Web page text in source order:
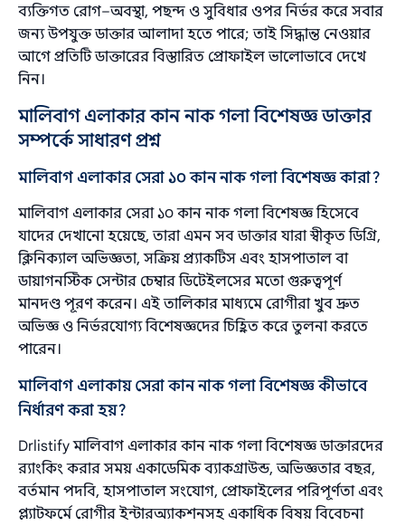
ব্যক্তিগত রোগ–অবস্থা, পছন্দ ও সুবিধার ওপর নির্ভর করে সবার
জন্য উপযুক্ত ডাক্তার আলাদা হতে পারে; তাই সিদ্ধান্ত নেওয়ার
আগে প্রতিটি ডাক্তারের বিস্তারিত প্রোফাইল ভালোভাবে দেখে
নিন।
মালিবাগ এলাকার কান নাক গলা বিশেষজ্ঞ ডাক্তার
সম্পর্কে সাধারণ প্রশ্ন
মালিবাগ এলাকার সেরা ১০ কান নাক গলা বিশেষজ্ঞ কারা?
মালিবাগ এলাকার সেরা ১০ কান নাক গলা বিশেষজ্ঞ হিসেবে
যাদের দেখানো হয়েছে, তারা এমন সব ডাক্তার যারা স্বীকৃত ডিগ্রি,
ক্লিনিক্যাল অভিজ্ঞতা, সক্রিয় প্র্যাকটিস এবং হাসপাতাল বা
ডায়াগনস্টিক সেন্টার চেম্বার ডিটেইলসের মতো গুরুত্বপূর্ণ
মানদণ্ড পূরণ করেন। এই তালিকার মাধ্যমে রোগীরা খুব দ্রুত
অভিজ্ঞ ও নির্ভরযোগ্য বিশেষজ্ঞদের চিহ্নিত করে তুলনা করতে
পারেন।
মালিবাগ এলাকায় সেরা কান নাক গলা বিশেষজ্ঞ কীভাবে
নির্ধারণ করা হয়?
Drlistify মালিবাগ এলাকার কান নাক গলা বিশেষজ্ঞ ডাক্তারদের
র‌্যাংকিং করার সময় একাডেমিক ব্যাকগ্রাউন্ড, অভিজ্ঞতার বছর,
বর্তমান পদবি, হাসপাতাল সংযোগ, প্রোফাইলের পরিপূর্ণতা এবং
প্ল্যাটফর্মে রোগীর ইন্টারঅ্যাকশনসহ একাধিক বিষয় বিবেচনা